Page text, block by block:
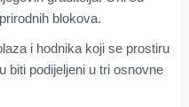
blokova.
i hodnika koji se prostiru
biti podijeljeni u tri osnovne